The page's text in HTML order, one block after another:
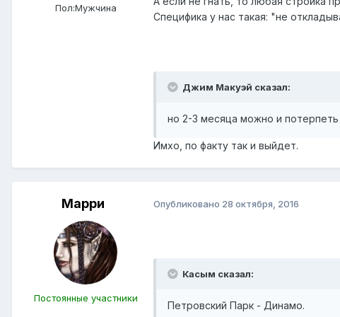
Пол:Мужчина
Специфика у нас такая: "не
Джим Макуэй сказал:
но 2-3 месяца можно и потерпеть
Имхо, по факту так и выйдет.
Марри
Постоянные участники
Опубликовано 28 октября, 2016
Касым сказал:
Петровский Парк - Динамо.